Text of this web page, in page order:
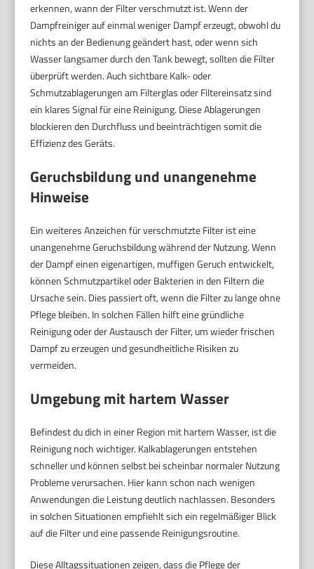
erkennen, wann der Filter verschmutzt ist. Wenn der
Dampfreiniger auf einmal weniger Dampf erzeugt, obwohl du
nichts an der Bedienung geändert hast, oder wenn sich
Wasser langsamer durch den Tank bewegt, sollten die Filter
überprüft werden. Auch sichtbare Kalk- oder
Schmutzablagerungen am Filterglas oder Filtereinsatz sind
ein klares Signal für eine Reinigung. Diese Ablagerungen
blockieren den Durchfluss und beeinträchtigen somit die
Effizienz des Geräts.
Geruchsbildung und unangenehme
Hinweise
Ein weiteres Anzeichen für verschmutzte Filter ist eine
unangenehme Geruchsbildung während der Nutzung. Wenn
der Dampf einen eigenartigen, muffigen Geruch entwickelt,
können Schmutzpartikel oder Bakterien in den Filtern die
Ursache sein. Dies passiert oft, wenn die Filter zu lange ohne
Pflege bleiben. In solchen Fällen hilft eine gründliche
Reinigung oder der Austausch der Filter, um wieder frischen
Dampf zu erzeugen und gesundheitliche Risiken zu
vermeiden.
Umgebung mit hartem Wasser
Befindest du dich in einer Region mit hartem Wasser, ist die
Reinigung noch wichtiger. Kalkablagerungen entstehen
schneller und können selbst bei scheinbar normaler Nutzung
Probleme verursachen. Hier kann schon nach wenigen
Anwendungen die Leistung deutlich nachlassen. Besonders
in solchen Situationen empfiehlt sich ein regelmäßiger Blick
auf die Filter und eine passende Reinigungsroutine.
Diese Alltagssituationen zeigen, dass die Pflege der